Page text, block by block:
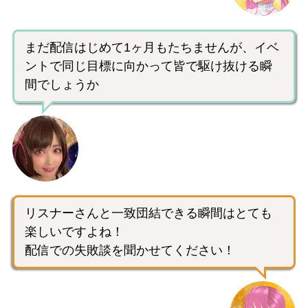
まだ配信はじめて1ヶ月もたちませんが、イベ
ントで同じ目標に向かって皆で駆け抜ける瞬
間でしょうか
リスナーさんと一致団結できる瞬間はとても
楽しいですよね！
配信での失敗談を聞かせてください！